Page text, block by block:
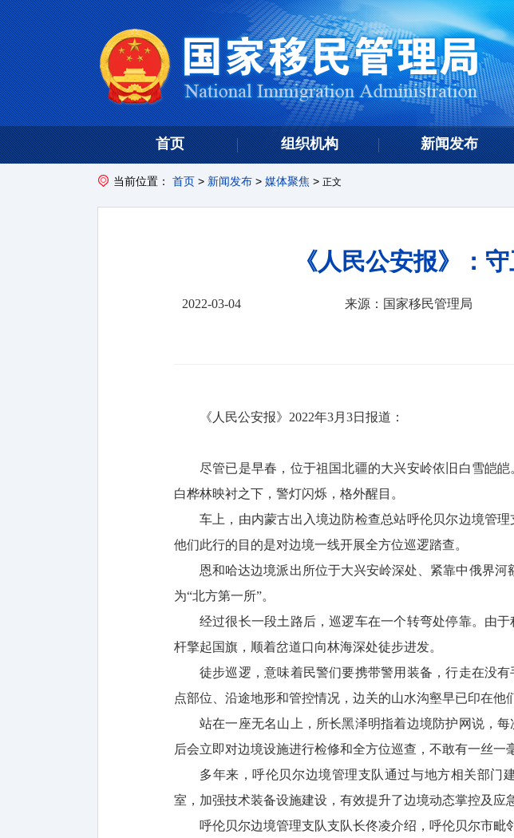
首页 组织机构 新闻发布
当前位置： 首页 > 新闻发布 > 媒体聚焦 > 正文
《人民公安报》：
2022-03-04 来源：国家移民管理局
《人民公安报》2022年3月3日报道：
尽管已是早春，位于祖国北疆的大兴安岭依旧白雪皑
白桦林映衬之下，警灯闪烁，格外醒目。
车上，由内蒙古出入境边防检查总站呼伦贝尔边境管
他们此行的目的是对边境一线开展全方位巡逻踏查。
恩和哈达边境派出所位于大兴安岭深处、紧靠中俄界
为“北方第一所”。
经过很长一段土路后，巡逻车在一个转弯处停靠。由
杆擎起国旗，顺着岔道口向林海深处徒步进发。
徒步巡逻，意味着民警们要携带警用装备，行走在没
点部位、沿途地形和管控情况，边关的山水沟壑早已印在他
站在一座无名山上，所长黑泽明指着边境防护网说，
后会立即对边境设施进行检修和全方位巡查，不敢有一丝一
多年来，呼伦贝尔边境管理支队通过与地方相关部门
室，加强技术装备设施建设，有效提升了边境动态掌控及应
呼伦贝尔边境管理支队支队长佟凌介绍，呼伦贝尔市毗